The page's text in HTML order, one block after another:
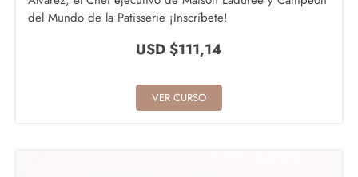
del Mundo de la Patisserie ¡Inscríbete!
USD $111,14
VER CURSO